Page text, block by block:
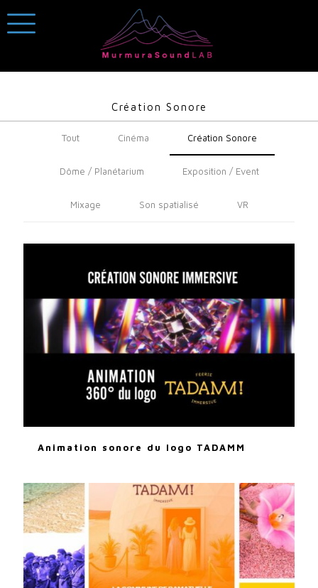
Création Sonore
Tout Cinéma Création Sonore
Dôme / Planétarium Exposition / Event
Mixage Son spatialisé VR
Animation sonore du logo TADAMM